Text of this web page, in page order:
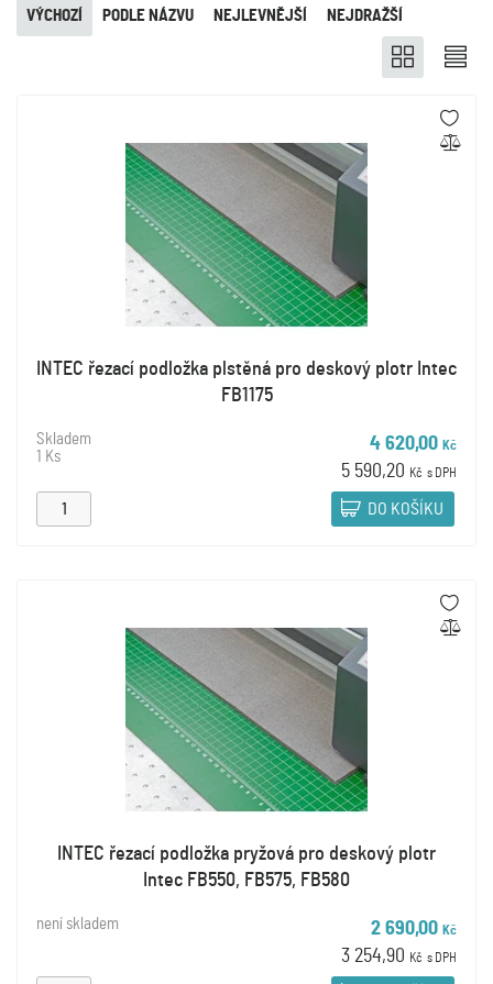
NEJLEVNĚJŠÍ NEJDRAŽŠÍ
PODLE NÁZVU
VÝCHOZÍ
INTEC řezací podložka plstěná pro deskový plotr Intec
FB1175
Skladem
1 Ks
4 620,00 Kč
5 590,20 Kč s DPH
DO KOŠÍKU
INTEC řezací podložka pryžová pro deskový plotr
Intec FB550, FB575, FB580
není skladem 2 690,00 Kč
3 254,90 Kč s DPH